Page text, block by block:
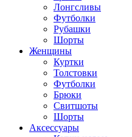
Лонгсливы
Футболки
Рубашки
Шорты
Женщины
Куртки
Толстовки
Футболки
Брюки
Свитшоты
Шорты
Аксессуары